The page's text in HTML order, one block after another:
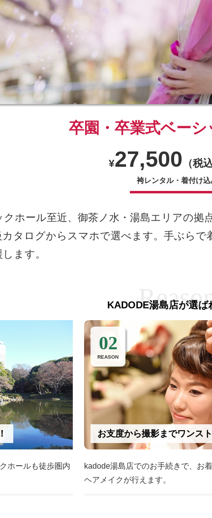
卒園・卒業式ベー
¥27,500 （税
袴レンタル・着付け込
クホール至近、御茶ノ水・湯島エリアの拠
カタログからスマホで選べます。手ぶらで
ます。
KADODE湯島店が選ば
ホールも徒歩圏内
02
REASON
お支度から撮影までワンス
kadode湯島店でのお手続きで、お
ヘアメイクが行えます。